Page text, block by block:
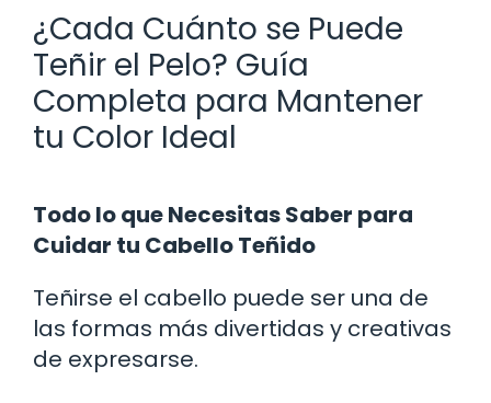
¿Cada Cuánto se Puede
Teñir el Pelo? Guía
Completa para Mantener
tu Color Ideal
Todo lo que Necesitas Saber para
Cuidar tu Cabello Teñido
Teñirse el cabello puede ser una de
las formas más divertidas y creativas
de expresarse.